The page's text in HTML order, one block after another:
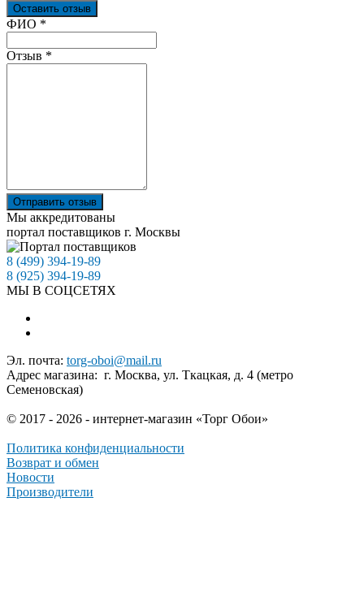
Оставить отзыв
Ваш отзыв был отправлен!
ФИО *
Отзыв *
Отправить отзыв
Мы аккредитованы
портал поставщиков г. Москвы
8 (499) 394-19-89
8 (925) 394-19-89
МЫ В СОЦСЕТЯХ
Эл. почта: torg-oboi@mail.ru
Адрес магазина: г. Москва, ул. Ткацкая, д. 4 (метро
Семеновская)
© 2017 - 2026 - интернет-магазин «Торг Обои»
Политика конфиденциальности
Возврат и обмен
Новости
Производители